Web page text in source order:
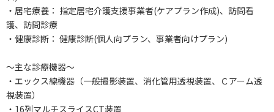
・居宅療養： 指定居宅介護支援事業者(ケアプラン作成)、訪問看
護、訪問診療
・健康診断： 健康診断(個人向プラン、事業者向けプラン)
～主な診療機器～
・エックス線機器（一般撮影装置、消化管用透視装置、Ｃアーム透
視装置）
・16列マルチスライスCT装置